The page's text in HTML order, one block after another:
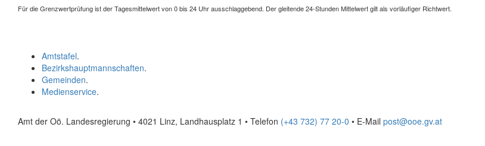
Für die Grenzwertprüfung ist der Tagesmittelwert von 0 bis 24 Uhr ausschlaggebend. Der gleitende 24-Stunden Mittelwert gilt als vorläufiger Richtwert.
Amtstafel.
Bezirkshauptmannschaften.
Gemeinden.
Medienservice.
Amt der Oö. Landesregierung • 4021 Linz, Landhausplatz 1 • Telefon (+43 732) 77 20-0 • E-Mail post@ooe.gv.at